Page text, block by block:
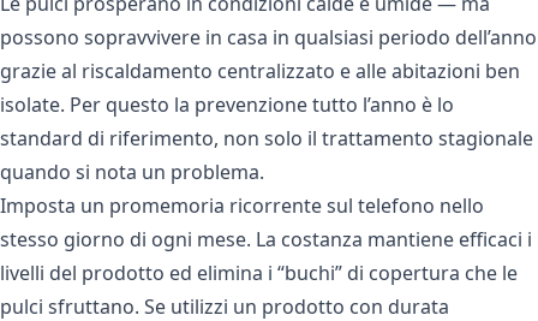
possono sopravvivere in casa in qualsiasi periodo dell’anno
grazie al riscaldamento centralizzato e alle abitazioni ben
isolate. Per questo la prevenzione tutto l’anno è lo
standard di riferimento, non solo il trattamento stagionale
quando si nota un problema.
Imposta un promemoria ricorrente sul telefono nello
stesso giorno di ogni mese. La costanza mantiene efficaci i
livelli del prodotto ed elimina i “buchi” di copertura che le
pulci sfruttano. Se utilizzi un prodotto con durata